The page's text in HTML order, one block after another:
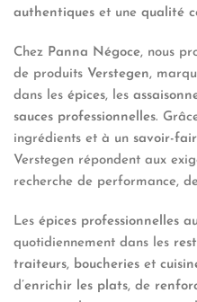
authentiques et une qualité
Chez Panna Négoce, nous
de produits Verstegen,
dans les épices, les
sauces professionnelles.
ingrédients et à un savoir-
Verstegen répondent aux
recherche de performance,
Les épices professionnelles
quotidiennement dans les
traiteurs, boucheries et
d’enrichir les plats, de